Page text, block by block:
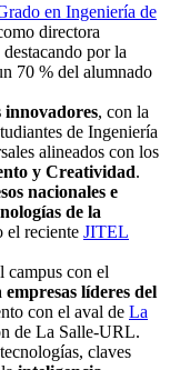
en Ingeniería de
directora
por la
70 % del alumnado
innovadores, con la
de Ingeniería
alineados con los
y Creatividad.
nacionales e
de la
el reciente JITEL
campus con el
empresas líderes del
con el aval de La
de La Salle-URL.
claves